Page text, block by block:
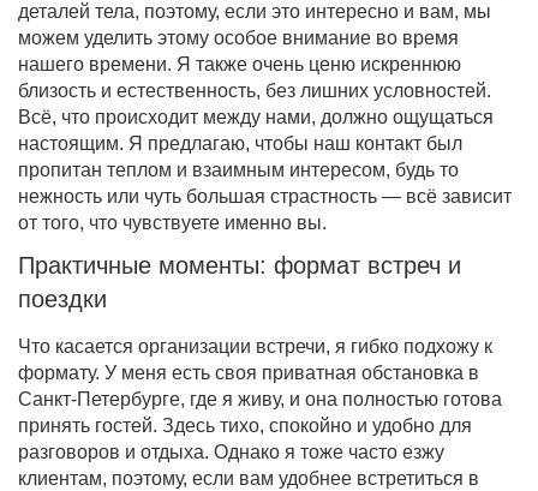
деталей тела, поэтому, если это интересно и вам, мы
можем уделить этому особое внимание во время
нашего времени. Я также очень ценю искреннюю
близость и естественность, без лишних условностей.
Всё, что происходит между нами, должно ощущаться
настоящим. Я предлагаю, чтобы наш контакт был
пропитан теплом и взаимным интересом, будь то
нежность или чуть большая страстность — всё зависит
от того, что чувствуете именно вы.
Практичные моменты: формат встреч и
поездки
Что касается организации встречи, я гибко подхожу к
формату. У меня есть своя приватная обстановка в
Санкт-Петербурге, где я живу, и она полностью готова
принять гостей. Здесь тихо, спокойно и удобно для
разговоров и отдыха. Однако я тоже часто езжу
клиентам, поэтому, если вам удобнее встретиться в